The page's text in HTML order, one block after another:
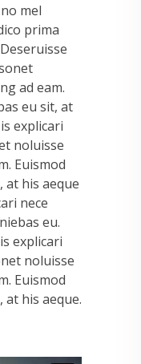
mel
prima
ad eam.
eu sit, at
explicari
noluisse
Euismod
at his aeque
nece
eu.
explicari
noluisse
Euismod
at his aeque.